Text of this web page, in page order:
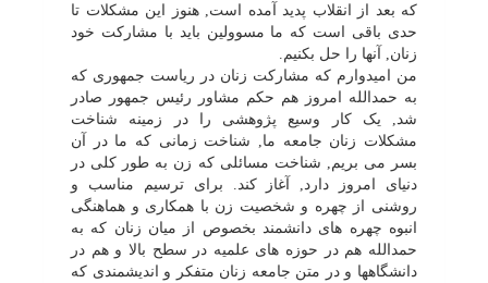
که بعد از انقلاب پدید آمده است, هنوز این مشکلات تا
حدى باقى است که ما مسوولین باید با مشارکت خود
زنان, آنها را حل بکنیم.
من امیدوارم که مشارکت زنان در ریاست جمهورى که
به حمدالله امروز هم حکم مشاور رئیس جمهور صادر
شد, یک کار وسیع پژوهشى را در زمینه شناخت
مشکلات زنان جامعه ما, شناخت زمانى که ما در آن
بسر مى بریم, شناخت مسائلى که زن به طور کلى در
دنیاى امروز دارد, آغاز کند. براى ترسیم مناسب و
روشنى از چهره و شخصیت زن با همکارى و هماهنگى
انبوه چهره هاى دانشمند بخصوص از میان زنان که به
حمدالله هم در حوزه هاى علمیه در سطح بالا و هم در
دانشگاهها و در متن جامعه زنان متفکر و اندیشمندى که